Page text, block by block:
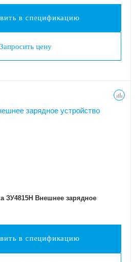
в спецификацию
Запросить цену
ЗУ4815Н Внешнее зарядное
в спецификацию